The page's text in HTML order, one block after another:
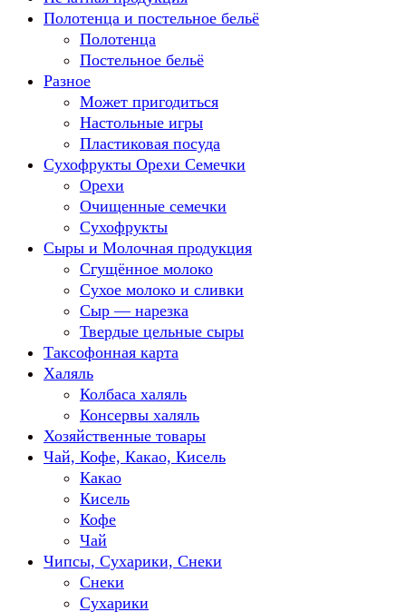
Полотенца и постельное бельё
Полотенца
Постельное бельё
Разное
Может пригодиться
Настольные игры
Пластиковая посуда
Сухофрукты Орехи Семечки
Орехи
Очищенные семечки
Сухофрукты
Сыры и Молочная продукция
Сгущённое молоко
Сухое молоко и сливки
Сыр — нарезка
Твердые цельные сыры
Таксофонная карта
Халяль
Колбаса халяль
Консервы халяль
Хозяйственные товары
Чай, Кофе, Какао, Кисель
Какао
Кисель
Кофе
Чай
Чипсы, Сухарики, Снеки
Снеки
Сухарики